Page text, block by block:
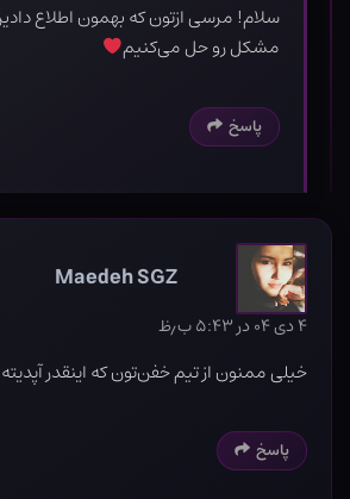
سلام! مرسی ازتون که بهمون اطلاع
مشکل رو حل می‌کنیم
پاسخ
Maedeh SGZ
۴ دی ۰۴ در ۵:۴۳ ب٫ظ
خیلی ممنون از تیم خفن‌تون که اینقدر آپدیته
پاسخ